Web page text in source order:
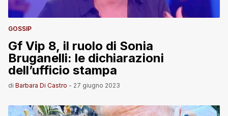
GOSSIP
Gf Vip 8, il ruolo di Sonia
Bruganelli: le dichiarazioni
dell’ufficio stampa
di Barbara Di Castro - 27 giugno 2023